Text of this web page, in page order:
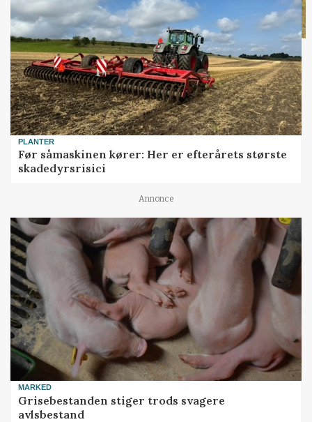
PLANTER
Før såmaskinen kører: Her er efterårets største
skadedyrsrisici
Annonce
MARKED
Grisebestanden stiger trods svagere
avlsbestand